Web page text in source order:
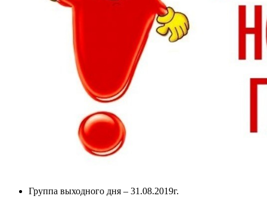
Группа выходного дня – 31.08.2019г.